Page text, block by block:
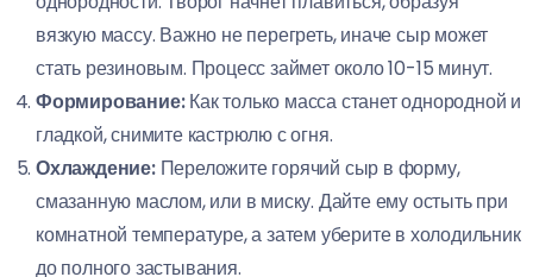
вязкую массу. Важно не перегреть, иначе сыр может
стать резиновым. Процесс займет около 10-15 минут.
Формирование:Как только масса станет однородной и
гладкой, снимите кастрюлю с огня.
Охлаждение:Переложите горячий сыр в форму,
смазанную маслом, или в миску. Дайте ему остыть при
комнатной температуре, а затем уберите в холодильник
до полного застывания.